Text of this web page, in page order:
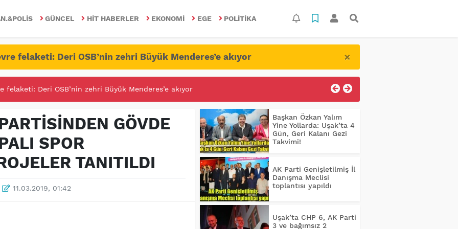
GÜNCEL HIT HABERLER EKONOMI EGE POLITIKA
felaketi: Deri OSB’nin zehri Büyük Menderes’e akıyor ×
FETÖ/PDY İLE YALANDAN MÜCADELE!
GÖVDE
SPOR
TANITILDI
11.03.2019, 01:42
Başkan Özkan Yalım
Yine Yollarda: Uşak’ta 4
Gün, Geri Kalanı Gezi
Takvimi!
AK Parti Genişletilmiş İl
Danışma Meclisi
toplantısı yapıldı
Uşak’ta CHP 6, AK Parti
3 ve bağımsız 2